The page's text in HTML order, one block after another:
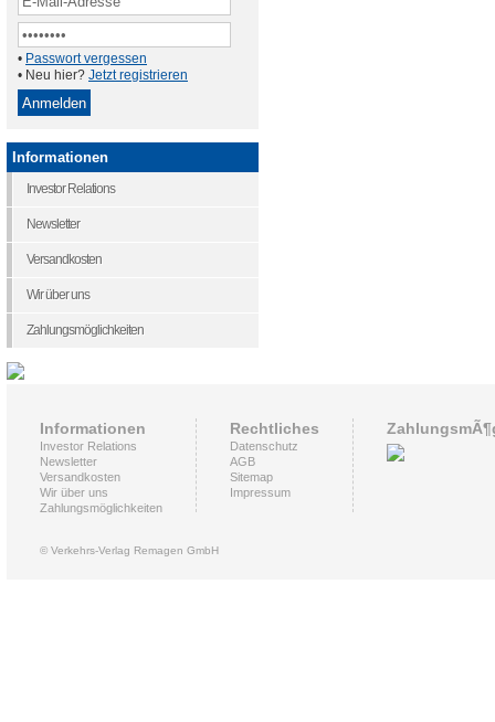
• Passwort vergessen
• Neu hier? Jetzt registrieren
Informationen
Investor Relations
Newsletter
Versandkosten
Wir über uns
Zahlungsmöglichkeiten
Informationen
Investor Relations
Newsletter
Versandkosten
Wir über uns
Zahlungsmöglichkeiten
Rechtliches
Datenschutz
AGB
Sitemap
Impressum
© Verkehrs-Verlag Remagen GmbH